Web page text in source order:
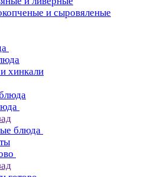
и сыровяленые
хинкали
блюда